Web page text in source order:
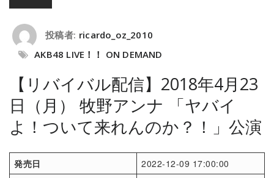
投稿者: ricardo_oz_2010
AKB48 LIVE！！ ON DEMAND
【リバイバル配信】2018年4月23
日（月） 牧野アンナ 「ヤバイ
よ！ついて来れんのか？！」公演
発売日
2022-12-09 17:00:00